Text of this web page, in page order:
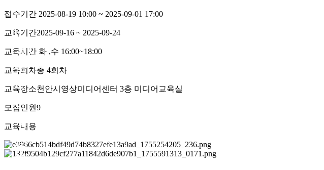
디
클
스
[9
월]
홈
페
이
지
형
블
접수기간 2025-08-19 10:00 ~ 2025-09-01 17:00
교육기간2025-09-16 ~ 2025-09-24
교육시간 화 ,수 16:00~18:00
교육회차총 4회차
교육장소천안시영상미디어센터 3층 미디어교육실
모집인원9
교육내용